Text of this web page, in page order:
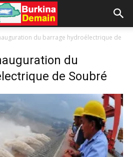
du barrage hydroélectrique de
du
de Soubré